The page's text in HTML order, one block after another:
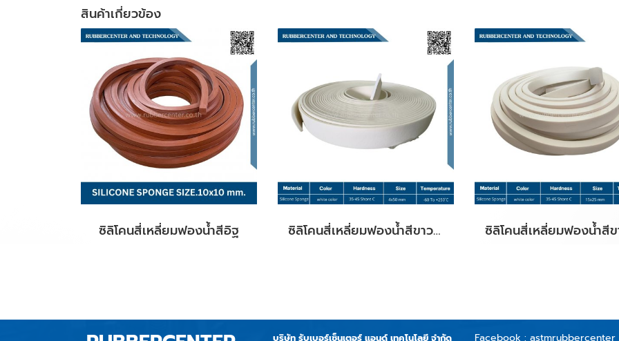
สินค้าเกี่ยวข้อง
ซิลิโคนสี่เหลี่ยมฟองน้ำสีอิฐ ซิลิโคนสี่เหลี่ยมฟองน้ำสีขาว Size.4x50 mm.
บริษัท รับเบอร์เซ็นเตอร์ แอนด์ เทคโนโลยี จำกัด Facebook : astmrubbercenter